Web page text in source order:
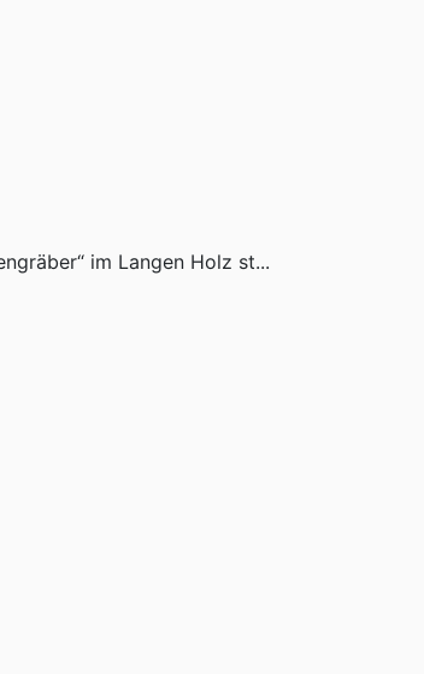
im Langen Holz st...